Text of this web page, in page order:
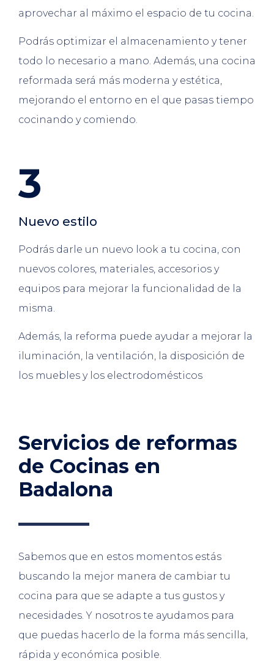
aprovechar al máximo el espacio de tu cocina.
Podrás optimizar el almacenamiento y tener
todo lo necesario a mano. Además, una cocina
reformada será más moderna y estética,
mejorando el entorno en el que pasas tiempo
cocinando y comiendo.
3
Nuevo estilo
Podrás darle un nuevo look a tu cocina, con
nuevos colores, materiales, accesorios y
equipos para mejorar la funcionalidad de la
misma.
Además, la reforma puede ayudar a mejorar la
iluminación, la ventilación, la disposición de
los muebles y los electrodomésticos
Servicios de reformas
de Cocinas en
Badalona
Sabemos que en estos momentos estás
buscando la mejor manera de cambiar tu
cocina para que se adapte a tus gustos y
necesidades. Y nosotros te ayudamos para
que puedas hacerlo de la forma más sencilla,
rápida y económica posible.